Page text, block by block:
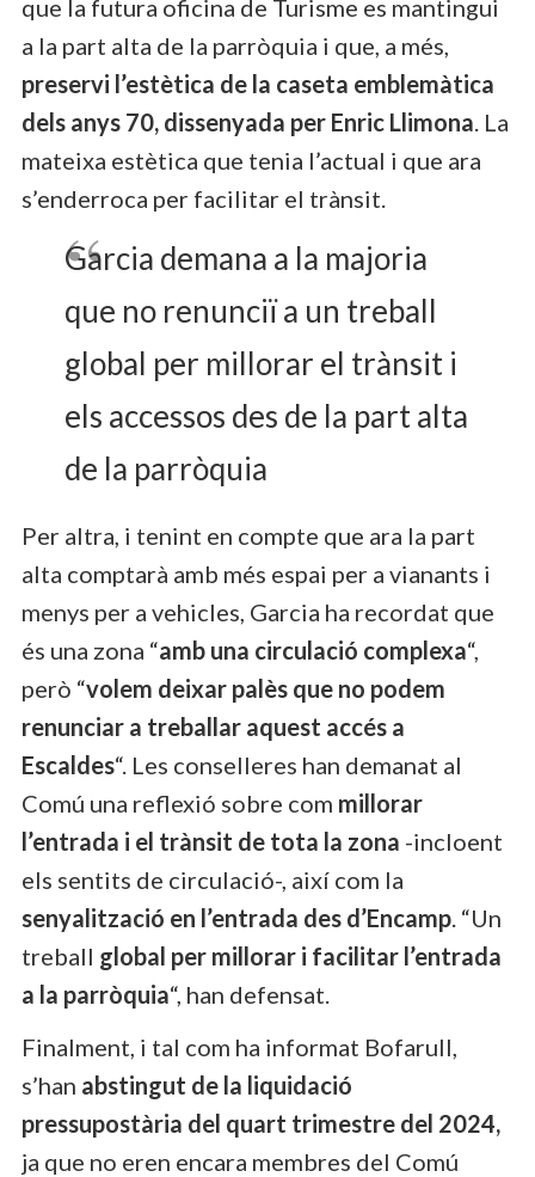
que la futura oficina de Turisme es mantingui
a la part alta de la parròquia i que, a més,
preservi l’estètica de la caseta emblemàtica
dels anys 70, dissenyada per Enric Llimona. La
mateixa estètica que tenia l’actual i que ara
s’enderroca per facilitar el trànsit.
Garcia demana a la majoria
que no renunciï a un treball
global per millorar el trànsit i
els accessos des de la part alta
de la parròquia
Per altra, i tenint en compte que ara la part
alta comptarà amb més espai per a vianants i
menys per a vehicles, Garcia ha recordat que
és una zona “amb una circulació complexa“,
però “volem deixar palès que no podem
renunciar a treballar aquest accés a
Escaldes“. Les conselleres han demanat al
Comú una reflexió sobre com millorar
l’entrada i el trànsit de tota la zona -incloent
els sentits de circulació-, així com la
senyalització en l’entrada des d’Encamp. “Un
treball global per millorar i facilitar l’entrada
a la parròquia“, han defensat.
Finalment, i tal com ha informat Bofarull,
s’han abstingut de la liquidació
pressupostària del quart trimestre del 2024,
ja que no eren encara membres del Comú